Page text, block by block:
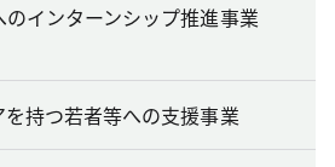
インターンシップ推進事業
持つ若者等への支援事業